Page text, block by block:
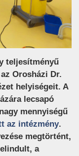
teljesítményű
Orosházi Dr.
helyiségeit. A
lecsapó
mennyiségű
az intézmény(új
.
megtörtént,
a